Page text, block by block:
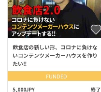
飲食店の新しい形、コロナに負けな
いコンテンツメーカーハウスを作り
たい‼
FUNDED
5,000JPY 終了